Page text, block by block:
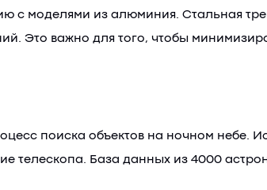
с моделями из алюминия. Стальная
Это важно для того, чтобы
поиска объектов на ночном небе.
телескопа. База данных из 4000